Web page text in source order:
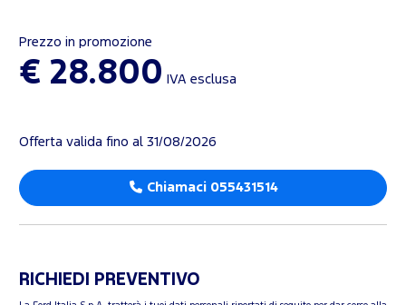
Prezzo in promozione
€ 28.800 IVA esclusa
Offerta valida fino al 31/08/2026
Chiamaci 055431514
RICHIEDI PREVENTIVO